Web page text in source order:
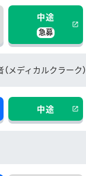
中途
急募
メディカルクラーク）
中途